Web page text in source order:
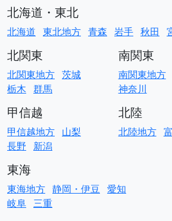
北海道・東北
北海道 東北地方 青森 岩手 秋田
北関東
北関東地方 茨城
栃木 群馬
南関東
南関東地方
神奈川
甲信越
甲信越地方 山梨
長野
新潟
北陸
北陸地方
東海
東海地方 静岡・伊豆 愛知
岐阜 三重